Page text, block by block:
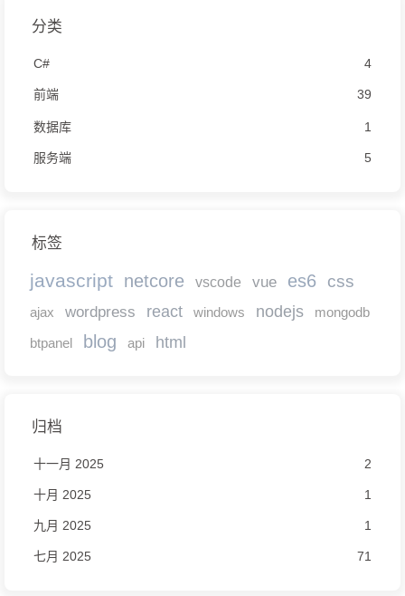
分类
C# 4
前端 39
数据库 1
服务端 5
标签
javascript netcore vscode vue es6 css
ajax wordpress react windows nodejs
mongodb
btpanel
blog api html
归档
十一月 2025 2
十月 2025 1
九月 2025 1
七月 2025 71